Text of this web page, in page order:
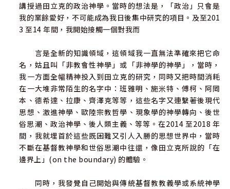
講授過田立克的政治神學。當時的想法是，「政治」只會是
我的業餘愛好，不可能成為我日後集中研究的項目。及至201
3 至14 年間，我開始接觸一個對我而
言是全新的知識領域，這領域我一直無法準確來把它命
名，姑且叫「非教會性神學」或「非神學的神學」，當時，
我一方面全幅精神投入到田立克的研究，同時又把時間消耗
在一大堆非常陌生的名字中：班雅明、施米特、傅柯、阿岡
本、德希達、拉康、齊澤克等等，這些名字又連繫著後現代
思想、激進神學、歐陸宗教哲學、現象學的神學轉向、後世
俗思潮、政治神學、後人類主義、等等。在2014 至2018 年
間，我就埋首於這些既困難又引人入勝的思想世界中，當時
不斷在基督教神學和世俗思潮中往還，像田立克所說的「在
邊界上」(on the boundary) 的體驗。
同時，我發覺自己開始與傳統基督教教義學或系統神學